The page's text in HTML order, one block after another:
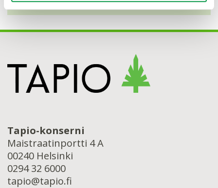
Tapio-konserni
Maistraatinportti 4 A
00240 Helsinki
0294 32 6000
tapio@tapio.fi